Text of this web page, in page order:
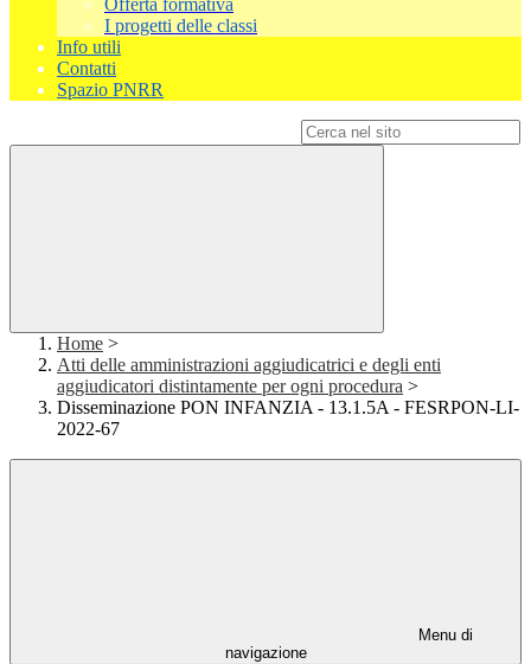
Offerta formativa
I progetti delle classi
Info utili
Contatti
Spazio PNRR
Home >
Atti delle amministrazioni aggiudicatrici e degli enti
aggiudicatori distintamente per ogni procedura >
Disseminazione PON INFANZIA - 13.1.5A - FESRPON-LI-
2022-67
Menu di
navigazione